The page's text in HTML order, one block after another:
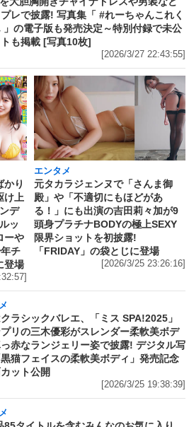
レで披露! 写真集「 #れーちゃんこれく
」の電子版も発売決定～特別付録で未公
も掲載 [写真10枚]
[2026/3/27 22:43:55]
かり
け上
デ
ッ
ーや
チ
登場
エンタメ
元タカラジェンヌで「さんま御
殿」や「不適切にもほどがあ
る！」にも出演の吉田莉々加が9
頭身プラチナBODYの極上SEXY
限界ショットを初披露!
「FRIDAY」の袋とじに登場
[2026/3/25 23:26:16]
ラシックバレエ、「ミス SPA!2025」
リの三木優彩がスレンダー柔軟美ボデ
っ赤なランジェリー姿で披露! デジタル写
猫フェイスの柔軟美ボディ」発売記念
ット公開
[2026/3/25 19:38:39]